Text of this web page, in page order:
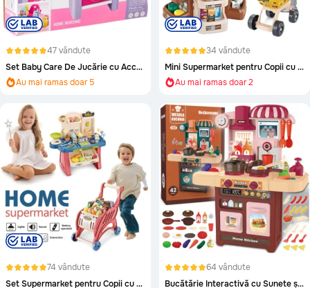
47 vândute
Set Baby Care De Jucărie cu Accesorii Complete
Au mai ramas doar 5
Au mai ramas doar 5
34 vândute
Mini Supermarket pentru Copii cu Cărucior și Casă
Au mai ramas doar 2
Au mai ramas doar 2
74 vândute
Set Supermarket pentru Copii cu Cărucior și Casă de Marcat
64 vândute
Bucătărie Interactivă cu Sunete și Abur pentru Copii – Set 42 Piese (culoare aleatorie)